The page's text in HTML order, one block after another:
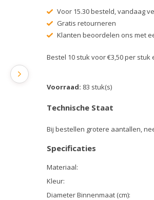
Voor 15.30 besteld, vandaag
Gratis retourneren
Klanten beoordelen ons met
Bestel 10 stuk voor €3,50 per stuk
Voorraad: 83 stuk(s)
Technische Staat
Bij bestellen grotere aantallen,
Specificaties
Materiaal:
Kleur:
Diameter Binnenmaat (cm):